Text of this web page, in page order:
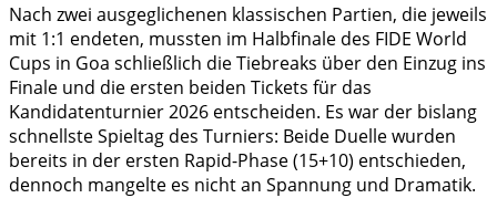
Nach zwei ausgeglichenen klassischen Partien, die jeweils
mit 1:1 endeten, mussten im Halbfinale des FIDE World
Cups in Goa schließlich die Tiebreaks über den Einzug ins
Finale und die ersten beiden Tickets für das
Kandidatenturnier 2026 entscheiden. Es war der bislang
schnellste Spieltag des Turniers: Beide Duelle wurden
bereits in der ersten Rapid-Phase (15+10) entschieden,
dennoch mangelte es nicht an Spannung und Dramatik.